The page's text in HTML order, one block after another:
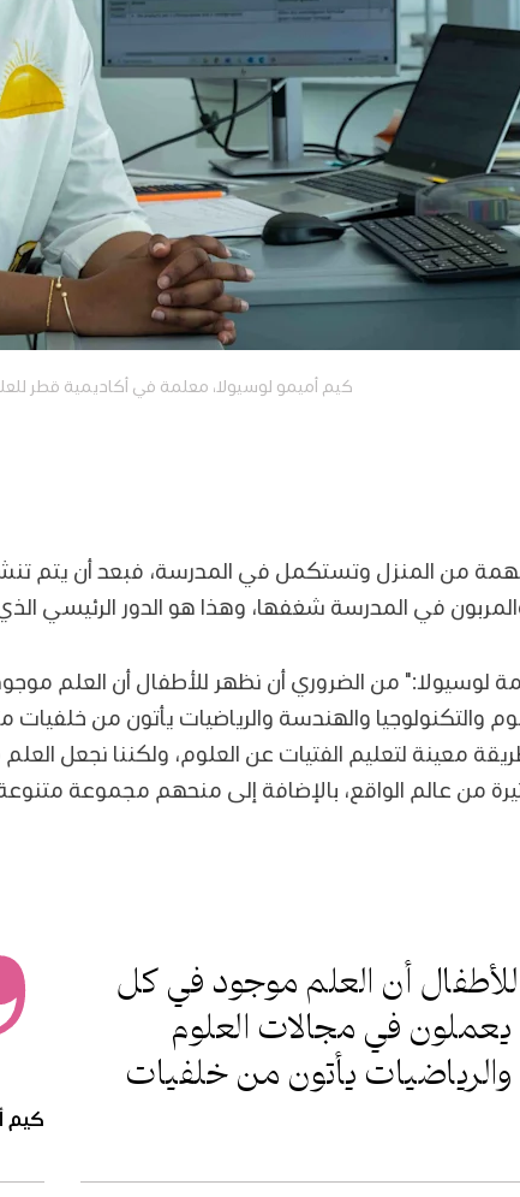
كيم أميمو لوسيولا، معلمة في أكاديمية قطر
من المنزل وتستكمل في المدرسة، فبعد أن يتم
في المدرسة شغفها، وهذا هو الدور الرئيسي
لوسيولا:" من الضروري أن نظهر للأطفال أن العلم
والتكنولوجيا والهندسة والرياضيات يأتون من
معينة لتعليم الفتيات عن العلوم، ولكننا نجعل
من عالم الواقع، بالإضافة إلى منحهم مجموعة
أن العلم موجود في كل
يعملون في مجالات العلوم
والرياضيات يأتون من خلفيات
كيم